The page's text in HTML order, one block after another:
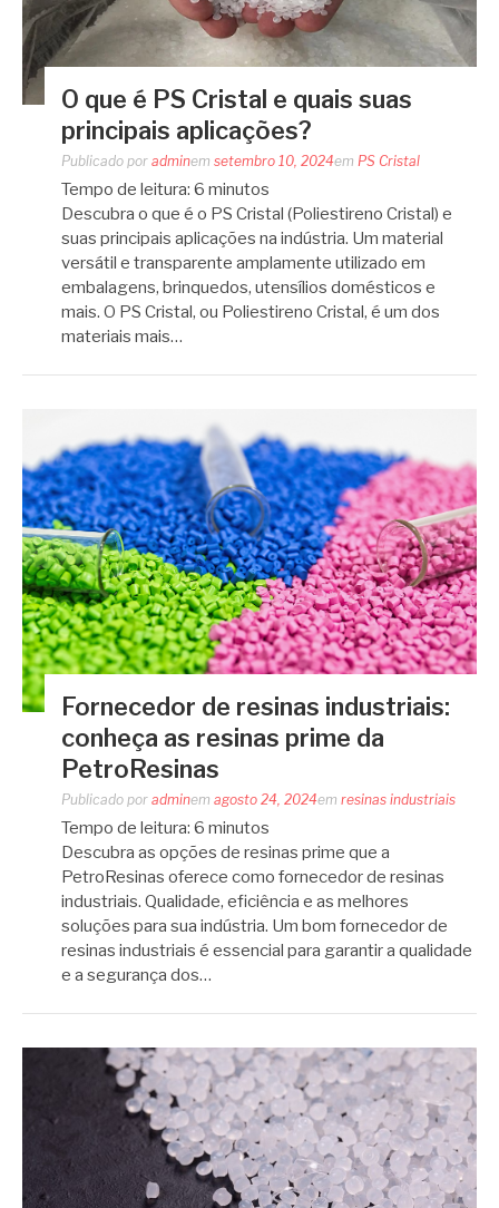
O que é PS Cristal e quais suas
principais aplicações?
Publicado por adminem setembro 10, 2024em PS Cristal
Tempo de leitura: 6 minutos
Descubra o que é o PS Cristal (Poliestireno Cristal) e
suas principais aplicações na indústria. Um material
versátil e transparente amplamente utilizado em
embalagens, brinquedos, utensílios domésticos e
mais. O PS Cristal, ou Poliestireno Cristal, é um dos
materiais mais…
Fornecedor de resinas industriais:
conheça as resinas prime da
PetroResinas
Publicado por adminem agosto 24, 2024em resinas industriais
Tempo de leitura: 6 minutos
Descubra as opções de resinas prime que a
PetroResinas oferece como fornecedor de resinas
industriais. Qualidade, eficiência e as melhores
soluções para sua indústria. Um bom fornecedor de
resinas industriais é essencial para garantir a qualidade
e a segurança dos…